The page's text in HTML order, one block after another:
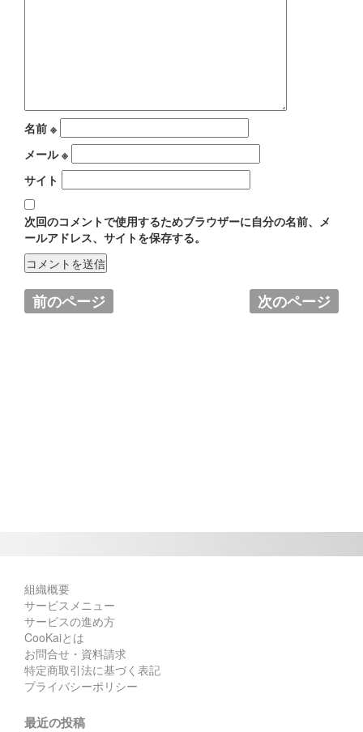
名前 ※
メール※
サイト
次回のコメントで使用するためブラウザーに自分の名前、メ
ールアドレス、サイトを保存する。
前のページ 次のページ
組織概要
サービスメニュー
サービスの進め方
CooKaiとは
お問合せ・資料請求
特定商取引法に基づく表記
プライバシーポリシー
最近の投稿